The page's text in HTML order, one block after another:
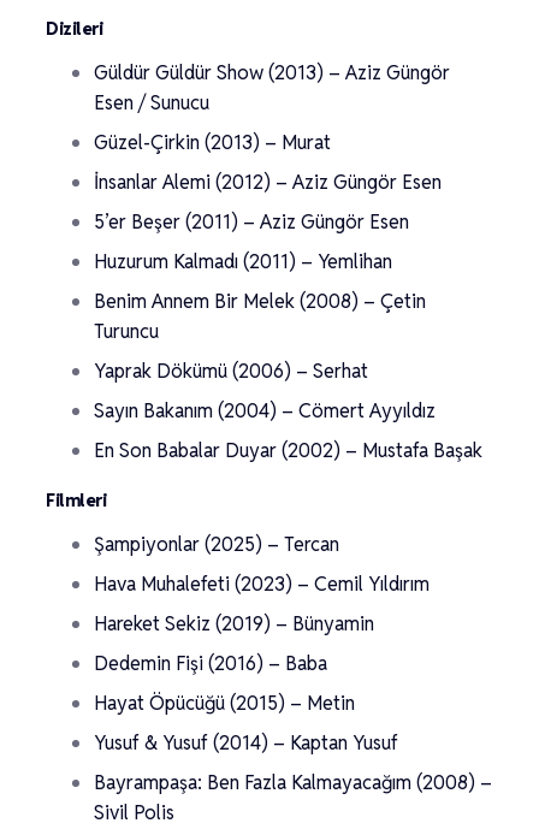
Dizileri
Güldür Güldür Show (2013) – Aziz Güngör
Esen / Sunucu
Güzel-Çirkin (2013) – Murat
İnsanlar Alemi (2012) – Aziz Güngör Esen
5’er Beşer (2011) – Aziz Güngör Esen
Huzurum Kalmadı (2011) – Yemlihan
Benim Annem Bir Melek (2008) – Çetin
Turuncu
Yaprak Dökümü (2006) – Serhat
Sayın Bakanım (2004) – Cömert Ayyıldız
En Son Babalar Duyar (2002) – Mustafa Başak
Filmleri
Şampiyonlar (2025) – Tercan
Hava Muhalefeti (2023) – Cemil Yıldırım
Hareket Sekiz (2019) – Bünyamin
Dedemin Fişi (2016) – Baba
Hayat Öpücüğü (2015) – Metin
Yusuf & Yusuf (2014) – Kaptan Yusuf
Bayrampaşa: Ben Fazla Kalmayacağım (2008) –
Sivil Polis